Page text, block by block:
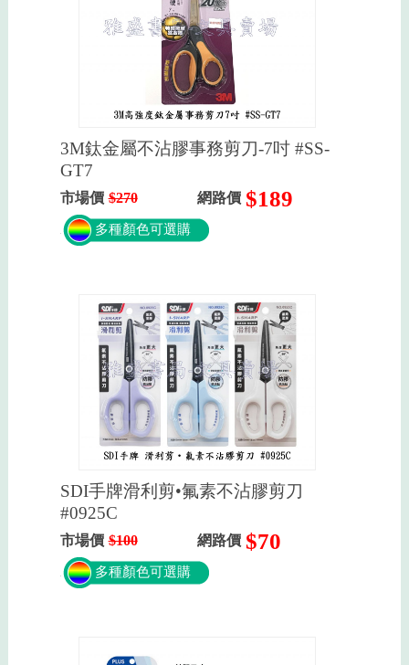
3M鈦金屬不沾膠事務剪刀-7吋 #SS-
GT7
市場價 $270 網路價 $189
多種顏色可選購
SDI手牌滑利剪•氟素不沾膠剪刀
#0925C
市場價 $100 網路價 $70
多種顏色可選購